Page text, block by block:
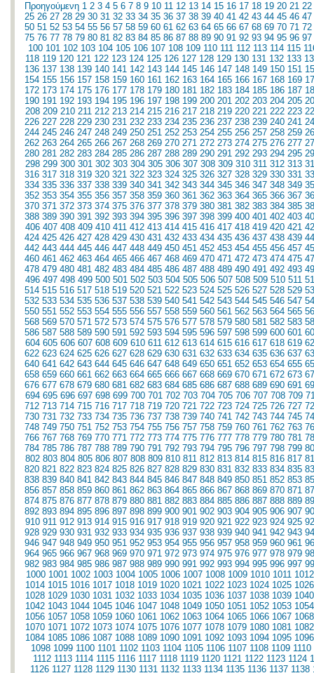
Προηγούμενη 1 2 3 4 5 6 7 8 9 10 11 12 13 14 15 16 17 18 19 20 21 22
25 26 27 28 29 30 31 32 33 34 35 36 37 38 39 40 41 42 43 44 45 46 47
50 51 52 53 54 55 56 57 58 59 60 61 62 63 64 65 66 67 68 69 70 71 72
75 76 77 78 79 80 81 82 83 84 85 86 87 88 89 90 91 92 93 94 95 96 97
100 101 102 103 104 105 106 107 108 109 110 111 112 113 114 115
118 119 120 121 122 123 124 125 126 127 128 129 130 131 132 133
136 137 138 139 140 141 142 143 144 145 146 147 148 149 150 151
154 155 156 157 158 159 160 161 162 163 164 165 166 167 168 169
172 173 174 175 176 177 178 179 180 181 182 183 184 185 186 187
190 191 192 193 194 195 196 197 198 199 200 201 202 203 204 205
208 209 210 211 212 213 214 215 216 217 218 219 220 221 222 223
226 227 228 229 230 231 232 233 234 235 236 237 238 239 240 241
244 245 246 247 248 249 250 251 252 253 254 255 256 257 258 259
262 263 264 265 266 267 268 269 270 271 272 273 274 275 276 277
280 281 282 283 284 285 286 287 288 289 290 291 292 293 294 295
298 299 300 301 302 303 304 305 306 307 308 309 310 311 312 313
316 317 318 319 320 321 322 323 324 325 326 327 328 329 330 331
334 335 336 337 338 339 340 341 342 343 344 345 346 347 348 349
352 353 354 355 356 357 358 359 360 361 362 363 364 365 366 367
370 371 372 373 374 375 376 377 378 379 380 381 382 383 384 385
388 389 390 391 392 393 394 395 396 397 398 399 400 401 402 403
406 407 408 409 410 411 412 413 414 415 416 417 418 419 420 421
424 425 426 427 428 429 430 431 432 433 434 435 436 437 438 439
442 443 444 445 446 447 448 449 450 451 452 453 454 455 456 457
460 461 462 463 464 465 466 467 468 469 470 471 472 473 474 475
478 479 480 481 482 483 484 485 486 487 488 489 490 491 492 493
496 497 498 499 500 501 502 503 504 505 506 507 508 509 510 511
514 515 516 517 518 519 520 521 522 523 524 525 526 527 528 529
532 533 534 535 536 537 538 539 540 541 542 543 544 545 546 547
550 551 552 553 554 555 556 557 558 559 560 561 562 563 564 565
568 569 570 571 572 573 574 575 576 577 578 579 580 581 582 583
586 587 588 589 590 591 592 593 594 595 596 597 598 599 600 601
604 605 606 607 608 609 610 611 612 613 614 615 616 617 618 619
622 623 624 625 626 627 628 629 630 631 632 633 634 635 636 637
640 641 642 643 644 645 646 647 648 649 650 651 652 653 654 655
658 659 660 661 662 663 664 665 666 667 668 669 670 671 672 673
676 677 678 679 680 681 682 683 684 685 686 687 688 689 690 691
694 695 696 697 698 699 700 701 702 703 704 705 706 707 708 709
712 713 714 715 716 717 718 719 720 721 722 723 724 725 726 727
730 731 732 733 734 735 736 737 738 739 740 741 742 743 744 745
748 749 750 751 752 753 754 755 756 757 758 759 760 761 762 763
766 767 768 769 770 771 772 773 774 775 776 777 778 779 780 781
784 785 786 787 788 789 790 791 792 793 794 795 796 797 798 799
802 803 804 805 806 807 808 809 810 811 812 813 814 815 816 817
820 821 822 823 824 825 826 827 828 829 830 831 832 833 834 835
838 839 840 841 842 843 844 845 846 847 848 849 850 851 852 853
856 857 858 859 860 861 862 863 864 865 866 867 868 869 870 871
874 875 876 877 878 879 880 881 882 883 884 885 886 887 888 889
892 893 894 895 896 897 898 899 900 901 902 903 904 905 906 907
910 911 912 913 914 915 916 917 918 919 920 921 922 923 924 925
928 929 930 931 932 933 934 935 936 937 938 939 940 941 942 943
946 947 948 949 950 951 952 953 954 955 956 957 958 959 960 961
964 965 966 967 968 969 970 971 972 973 974 975 976 977 978 979
982 983 984 985 986 987 988 989 990 991 992 993 994 995 996 997
1000 1001 1002 1003 1004 1005 1006 1007 1008 1009 1010 1011 1012
1014 1015 1016 1017 1018 1019 1020 1021 1022 1023 1024 1025 1026
1028 1029 1030 1031 1032 1033 1034 1035 1036 1037 1038 1039 1040
1042 1043 1044 1045 1046 1047 1048 1049 1050 1051 1052 1053 1054
1056 1057 1058 1059 1060 1061 1062 1063 1064 1065 1066 1067 1068
1070 1071 1072 1073 1074 1075 1076 1077 1078 1079 1080 1081 1082
1084 1085 1086 1087 1088 1089 1090 1091 1092 1093 1094 1095 1096
1098 1099 1100 1101 1102 1103 1104 1105 1106 1107 1108 1109 1110
1112 1113 1114 1115 1116 1117 1118 1119 1120 1121 1122 1123 1124
1126 1127 1128 1129 1130 1131 1132 1133 1134 1135 1136 1137 1138